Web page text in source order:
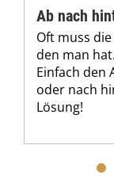
Ab nach
Oft muss
den man
Einfach den
oder nach
Lösung!